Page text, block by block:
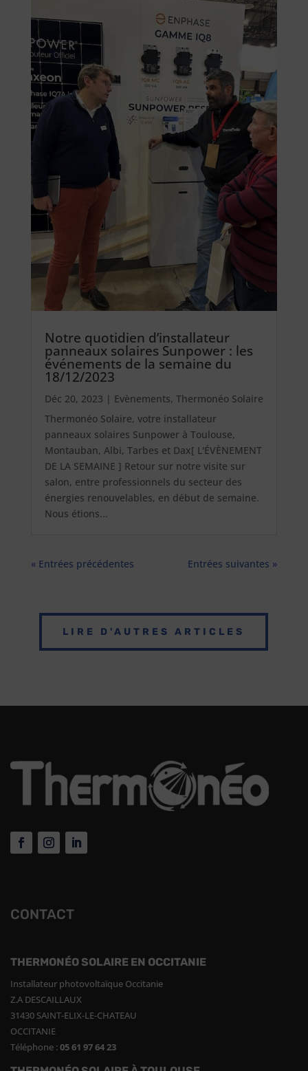
Notre quotidien d’installateur
panneaux solaires Sunpower : les
événements de la semaine du
18/12/2023
Déc 20, 2023 | Evènements, Thermonéo Solaire
Thermonéo Solaire, votre installateur
panneaux solaires Sunpower à Toulouse,
Montauban, Albi, Tarbes et Dax[ L'ÉVÈNEMENT
DE LA SEMAINE ] Retour sur notre visite sur
salon, entre professionnels du secteur des
énergies renouvelables, en début de semaine.
Nous étions...
« Entrées précédentes Entrées suivantes »
LIRE D'AUTRES ARTICLES
CONTACT
THERMONÉO SOLAIRE EN OCCITANIE
Installateur photovoltaïque Occitanie
Z.A DESCAILLAUX
31430 SAINT-ELIX-LE-CHATEAU
OCCITANIE
Téléphone :05 61 97 64 23